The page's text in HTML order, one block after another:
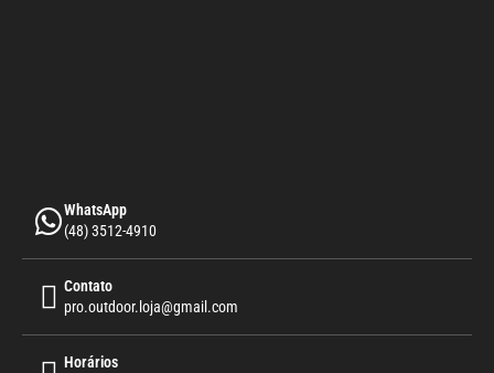
WhatsApp
(48) 3512-4910
Contato
pro.outdoor.loja@gmail.com
Horários